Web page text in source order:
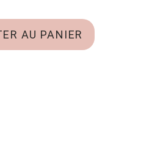
AJOUTER AU PANIER